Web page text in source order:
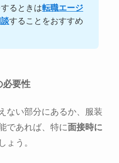
るときは転職エージ
することをおすすめ
必要性
ない部分にあるか、服装
であれば、特に面接時に
ょう。